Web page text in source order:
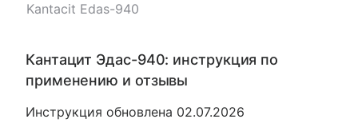
Kantacit Edas-940
Кантацит Эдас-940: инструкция по
применению и отзывы
Инструкция обновлена 02.07.2026